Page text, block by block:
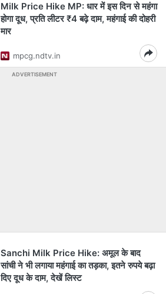
Milk Price Hike MP: धार में इस द‍िन से महंगा
होगा दूध, प्रति लीटर ₹4 बढ़े दाम, महंगाई की दोहरी
मार
mpcg.ndtv.in
ADVERTISEMENT
Sanchi Milk Price Hike: अमूल के बाद
सांची ने भी लगाया महंगाई का तड़का, इतने रुपये बढ़ा
दिए दूध के दाम, देखें लिस्ट